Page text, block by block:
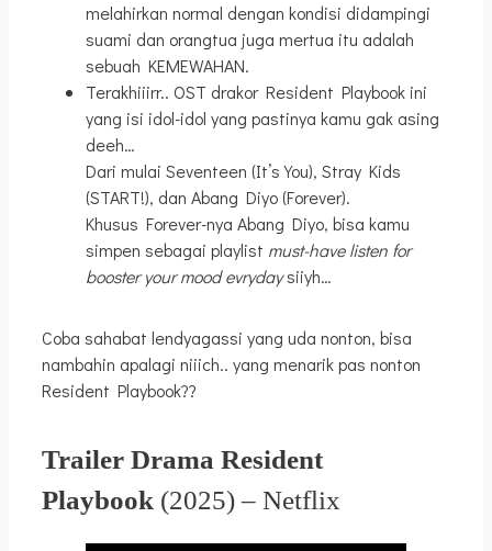
melahirkan normal dengan kondisi didampingi
suami dan orangtua juga mertua itu adalah
sebuah KEMEWAHAN.
Terakhiiirr.. OST drakor Resident Playbook ini
yang isi idol-idol yang pastinya kamu gak asing
deeh…
Dari mulai Seventeen (It’s You), Stray Kids
(START!), dan Abang Diyo (Forever).
Khusus Forever-nya Abang Diyo, bisa kamu
simpen sebagai playlist must-have listen for
booster your mood evrydaysiiyh…
Coba sahabat lendyagassi yang uda nonton, bisa
nambahin apalagi niiich.. yang menarik pas nonton
Resident Playbook??
Trailer Drama Resident
Playbook (2025) – Netflix